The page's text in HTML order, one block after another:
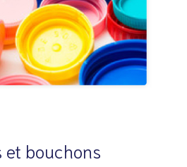
et bouchons